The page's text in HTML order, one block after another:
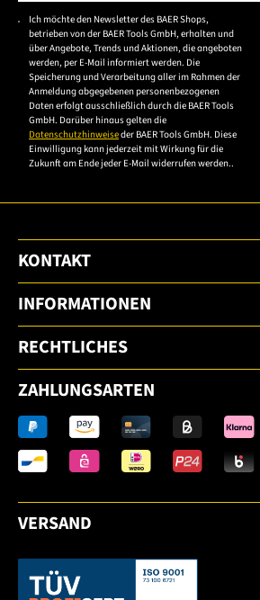
Bitte geben Sie eine gültige E-Mail-
Ich möchte den Newsletter des BAER Shops,
betrieben von der BAER Tools GmbH, erhalten und
über Angebote, Trends und Aktionen, die angeboten
werden, per E-Mail informiert werden. Die
Speicherung und Verarbeitung aller im Rahmen der
Anmeldung abgegebenen personenbezogenen
Daten erfolgt ausschließlich durch die BAER Tools
GmbH. Darüber hinaus gelten die
Datenschutzhinweiseder BAER Tools GmbH. Diese
Einwilligung kann jederzeit mit Wirkung für die
Zukunft am Ende jeder E-Mail widerrufen werden..
KONTAKT
INFORMATIONEN
RECHTLICHES
ZAHLUNGSARTEN
VERSAND